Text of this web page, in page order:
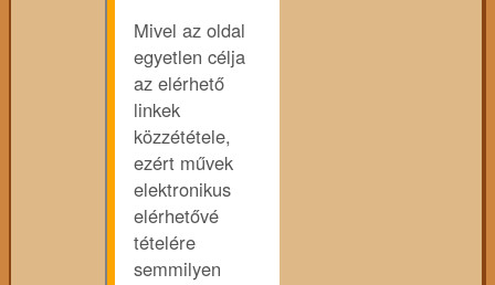
Mivel az oldal
egyetlen célja
az elérhető
linkek
közzététele,
ezért művek
elektronikus
elérhetővé
tételére
semmilyen